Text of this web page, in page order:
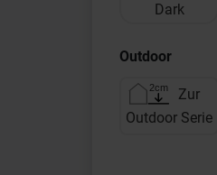
Dark
Outdoor
Zur
Outdoor Serie